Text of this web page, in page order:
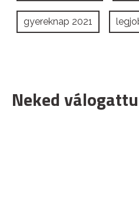
gyereknap 2021
Neked